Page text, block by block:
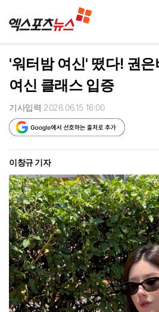
'워터밤 여신' 떴다! 권
여신 클래스 입증
기사입력 2026.06.15 16:00
이창규 기자